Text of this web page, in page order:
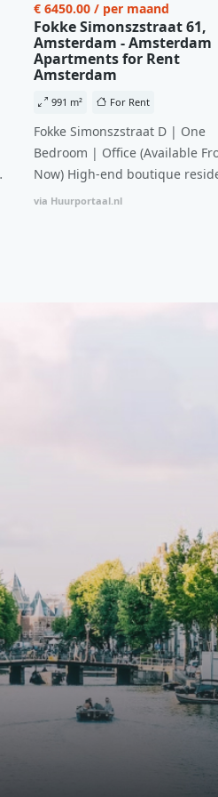
€ 6450.00 / per maand
Fokke Simonszstraat 61,
Amsterdam - Amsterdam
Apartments for Rent
Amsterdam
991 m² For Rent
Fokke Simonszstraat D | One
Bedroom | Office (Available
Now) High-end boutique
complex in De Pijp feautring an
storage and secure bicycle
with an elegant lobby with an
elevator and green communal
spaces.The building
solar panels to generate
supply. The windows have
control glazing, and the
have climate control driven by
thermal energy storage
Underfloor heating and
environment. The atriums'
via Huurportaal.nl